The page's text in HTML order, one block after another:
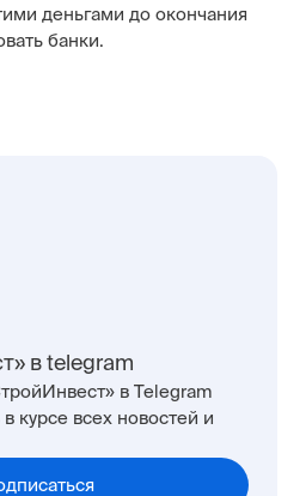
деньгами до окончания
банки.
в telegram
в Telegram
курсе всех новостей и